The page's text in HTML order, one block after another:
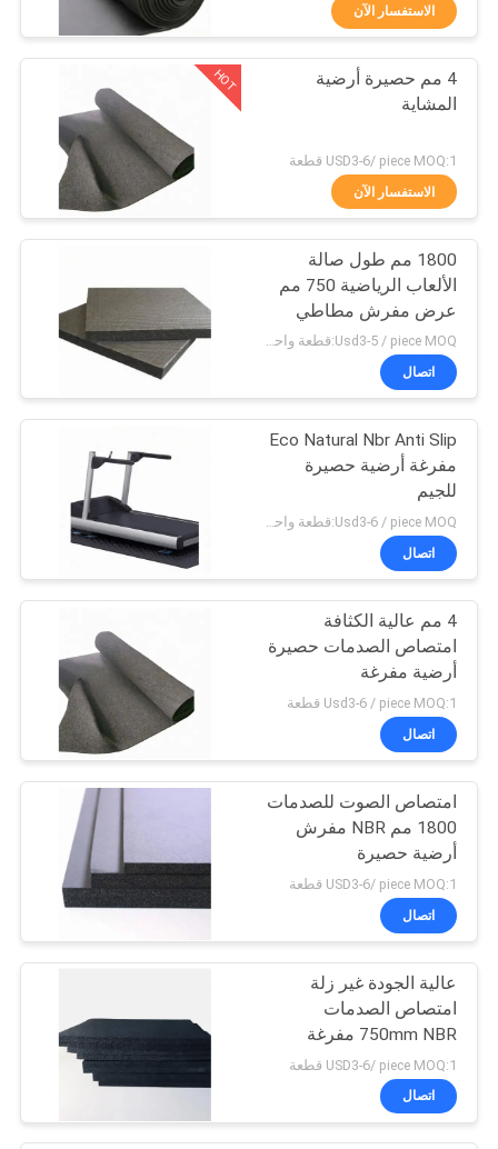
مراقبة
الجودة
اتصل
مدونات
اطلب
اقتباس
خريطة
الموقع
PRIVACY
POLICY
ورقة المطاط مقاومة
للحريق
31
لفة العزل المطاط
28
مجلس عزل الصوت
21
أنبوب عزل المطاط
النتريل
25
وسادة الحديد الرغوية
23
الاستفسار الآن
HOT
4 مم حصيرة أرضية
المشاية
USD3-6/ piece MOQ:1 قطعة
الاستفسار الآن
1800 مم طول صالة
الألعاب الرياضية 750 مم
عرض مفرش مطاطي
حصيرة
Usd3-5 / piece MOQ:قطعة واحدة
اتصال
Eco Natural Nbr Anti Slip
مفرغة أرضية حصيرة
للجيم
Usd3-6 / piece MOQ:قطعة واحدة
اتصال
4 مم عالية الكثافة
امتصاص الصدمات حصيرة
أرضية مفرغة
Usd3-6 / piece MOQ:1 قطعة
اتصال
امتصاص الصوت للصدمات
1800 مم NBR مفرش
أرضية حصيرة
USD3-6/ piece MOQ:1 قطعة
اتصال
عالية الجودة غير زلة
امتصاص الصدمات
750mm NBR مفرغة
أرضية حصيرة
USD3-6/ piece MOQ:1 قطعة
اتصال